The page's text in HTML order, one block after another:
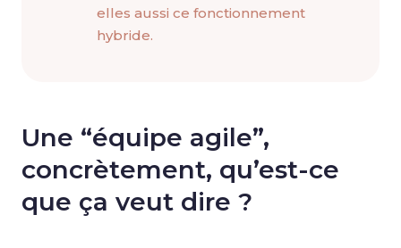
elles aussi ce fonctionnement
hybride.
Une “équipe agile”,
concrètement, qu’est-ce
que ça veut dire ?